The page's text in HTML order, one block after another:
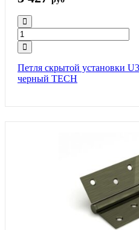
Петля скрытой установки
черный TECH